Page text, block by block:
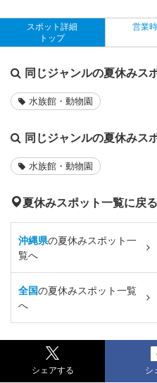
スポット詳細
トップ
営業
同じジャンルの夏休みス
水族館・動物園
同じジャンルの夏休みス
水族館・動物園
夏休みスポット一覧に戻る
沖縄県の夏休みスポット一
覧へ
全国の夏休みスポット一覧
へ
シェアする シ